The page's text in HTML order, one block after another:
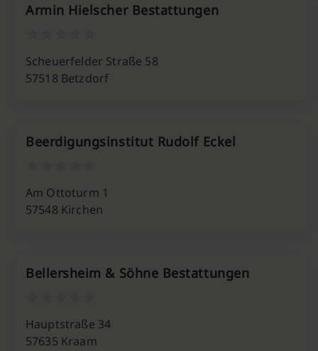
Armin Hielscher Bestattungen
Scheuerfelder Straße 58
57518 Betzdorf
Beerdigungsinstitut Rudolf Eckel
Am Ottoturm 1
57548 Kirchen
Bellersheim & Söhne Bestattungen
Hauptstraße 34
57635 Kraam